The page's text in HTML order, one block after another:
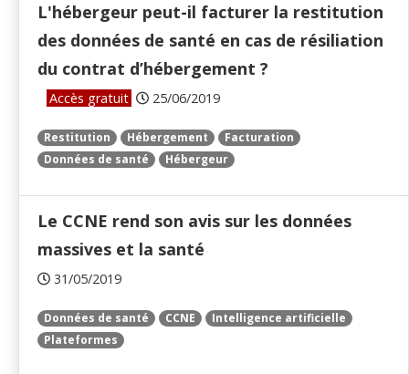
L'hébergeur peut-il facturer la restitution
des données de santé en cas de résiliation
du contrat d’hébergement ?
Accès gratuit 25/06/2019
Restitution Hébergement
Facturation
Données de santé
Hébergeur
Le CCNE rend son avis sur les données
massives et la santé
31/05/2019
Données de santé CCNE
Intelligence artificielle
Plateformes